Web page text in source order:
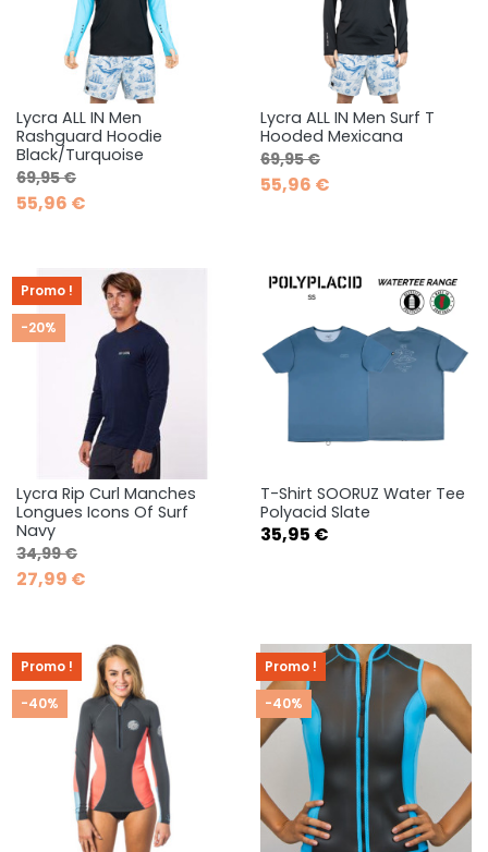
Lycra ALL IN Men
Rashguard Hoodie
Black/Turquoise
Prix de base
69,95 €Prix
55,96 €
Lycra ALL IN Men Surf T
Hooded Mexicana
Prix de base
69,95 €Prix
55,96 €
Lycra Rip Curl Manches
Longues Icons Of Surf
Navy
Prix de base
34,99 €Prix
27,99 €
Promo !
-20%
T-Shirt SOORUZ Water Tee
Polyacid Slate
Prix
35,95 €
Promo !
-40%
Promo !
-40%